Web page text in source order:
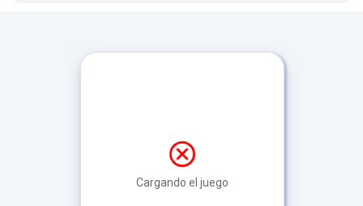
Cargando el juego